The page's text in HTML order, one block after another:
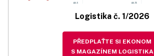
Logistika č. 1/2026
PŘEDPLAŤTE SI EKONOM
S MAGAZÍNEM LOGISTIKA